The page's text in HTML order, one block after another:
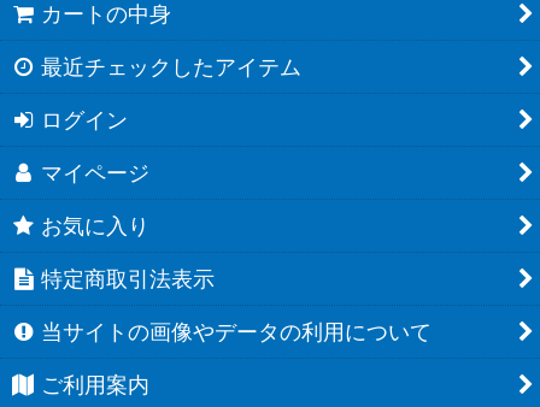
カートの中身
最近チェックしたアイテム
ログイン
マイページ
お気に入り
特定商取引法表示
当サイトの画像やデータの利用について
ご利用案内